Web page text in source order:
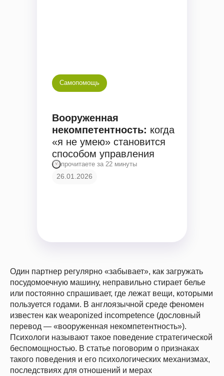
Вооруженная
некомпетентность: когда
«я не умею» становится
способом управления
прочитаете за 22 минуты
26.01.2026
Самопомощь
Один партнер регулярно «забывает», как загружать
посудомоечную машину, неправильно стирает белье
или постоянно спрашивает, где лежат вещи, которыми
пользуется годами. В англоязычной среде феномен
известен как weaponized incompetence (дословный
перевод — «вооруженная некомпетентность»).
Психологи называют такое поведение стратегической
беспомощностью. В статье поговорим о признаках
такого поведения и его психологических механизмах,
последствиях для отношений и мерах